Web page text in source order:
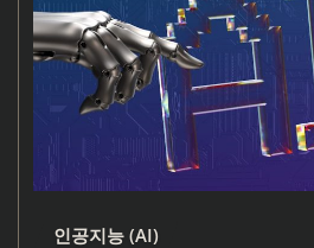
인공지능 (AI)